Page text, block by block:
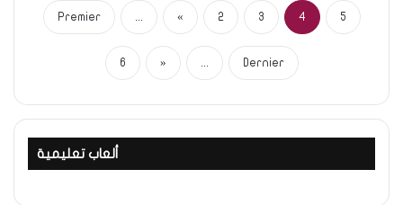
Premier ... « 2 3 4 5
6 » ... Dernier
ألعاب تعليمية